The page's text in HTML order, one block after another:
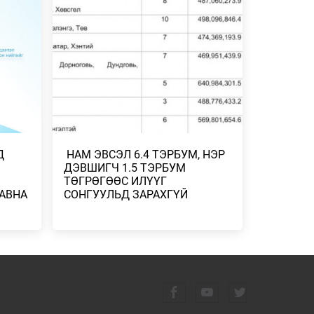
ҮР
НЭМЭЛТ БҮТЭЭГ…
2026/07/27
​ НАМ ЭВСЭЛ 6.4 ТЭРБУМ, НЭР
ДЭВШИГЧ 1.5 ТЭРБУМ
ТӨГРӨГӨӨС ИЛҮҮГ
СОНГУУЛЬД ЗАРАХГҮЙ